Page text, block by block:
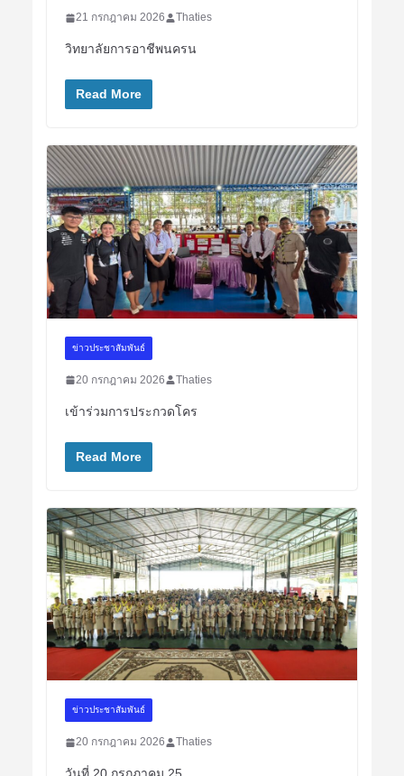
21 กรกฎาคม 2026 Thaties
วิทยาลัยการอาชีพนครน
Read More
ข่าวประชาสัมพันธ์
20 กรกฎาคม 2026 Thaties
เข้าร่วมการประกวดโคร
Read More
ข่าวประชาสัมพันธ์
20 กรกฎาคม 2026 Thaties